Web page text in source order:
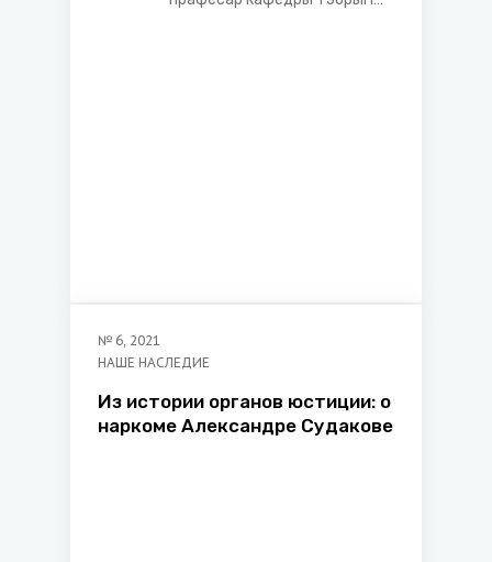
№ 6, 2021
НАШЕ НАСЛЕДИЕ
Из истории органов юстиции: о
наркоме Александре Судакове